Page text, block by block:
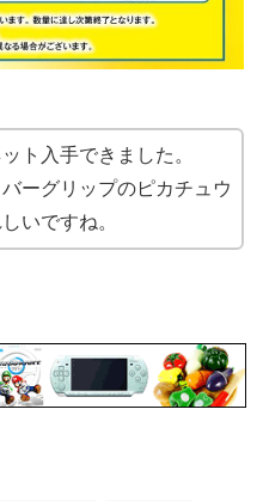
ト入手できました。
ーグリップのピカチュウ
いですね。